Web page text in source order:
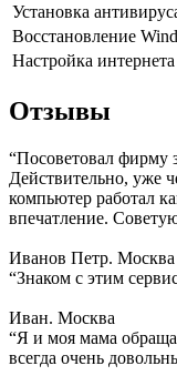
Установка
Восстановление
Настройка интернета
Отзывы
“Посоветовал фирму
Действительно, уже
компьютер работал
впечатление.
Иванов Петр. Москва
“Знаком с этим
Иван. Москва
“Я и моя мама
всегда очень